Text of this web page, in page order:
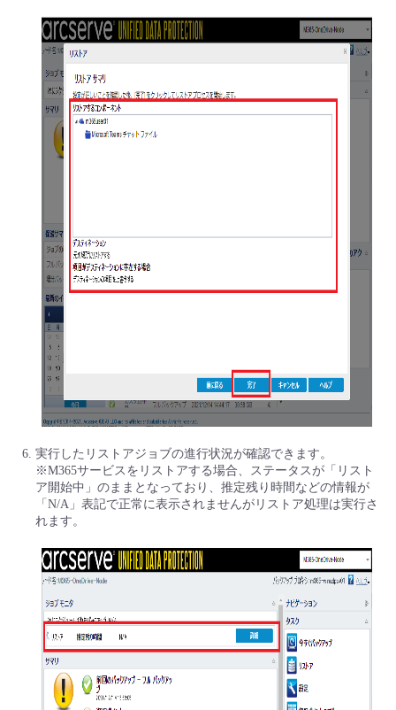
実行したリストアジョブの進行状況が確認できます。
※M365サービスをリストアする場合、ステータスが「リスト
ア開始中」のままとなっており、推定残り時間などの情報が
「N/A」表記で正常に表示されませんがリストア処理は実行さ
れます。